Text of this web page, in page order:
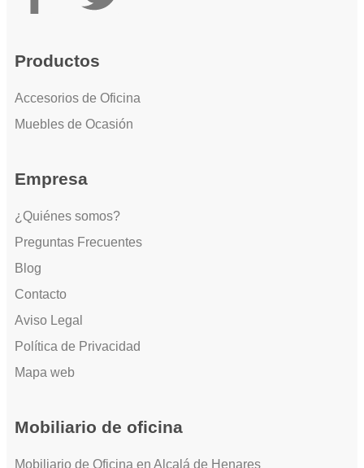
Productos
Accesorios de Oficina
Muebles de Ocasión
Empresa
¿Quiénes somos?
Preguntas Frecuentes
Blog
Contacto
Aviso Legal
Política de Privacidad
Mapa web
Mobiliario de oficina
Mobiliario de Oficina en Alcalá de Henares